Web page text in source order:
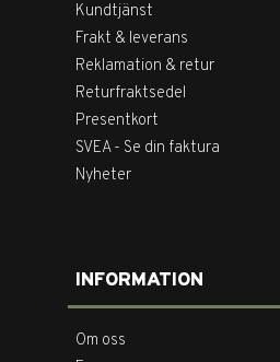
Kundtjänst
Frakt & leverans
Reklamation & retur
Returfraktsedel
Presentkort
SVEA - Se din faktura
Nyheter
INFORMATION
Om oss